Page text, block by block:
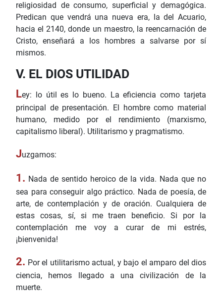
religiosidad de consumo, superficial y demagógica.
Predican que vendrá una nueva era, la del Acuario,
hacia el 2140, donde un maestro, la reencarnación de
Cristo, enseñará a los hombres a salvarse por sí
mismos.
V. EL DIOS UTILIDAD
Ley: lo útil es lo bueno. La eficiencia como tarjeta
principal de presentación. El hombre como material
humano, medido por el rendimiento (marxismo,
capitalismo liberal). Utilitarismo y pragmatismo.
Juzgamos:
1. Nada de sentido heroico de la vida. Nada que no
sea para conseguir algo práctico. Nada de poesía, de
arte, de contemplación y de oración. Cualquiera de
estas cosas, sí, si me traen beneficio. Si por la
contemplación me voy a curar de mi estrés,
¡bienvenida!
2. Por el utilitarismo actual, y bajo el amparo del dios
ciencia, hemos llegado a una civilización de la
muerte.